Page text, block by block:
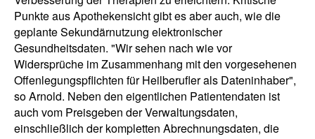
Punkte aus Apothekensicht gibt es aber auch, wie die
geplante Sekundärnutzung elektronischer
Gesundheitsdaten. "Wir sehen nach wie vor
Widersprüche im Zusammenhang mit den vorgesehenen
Offenlegungspflichten für Heilberufler als Dateninhaber",
so Arnold. Neben den eigentlichen Patientendaten ist
auch vom Preisgeben der Verwaltungsdaten,
einschließlich der kompletten Abrechnungsdaten, die